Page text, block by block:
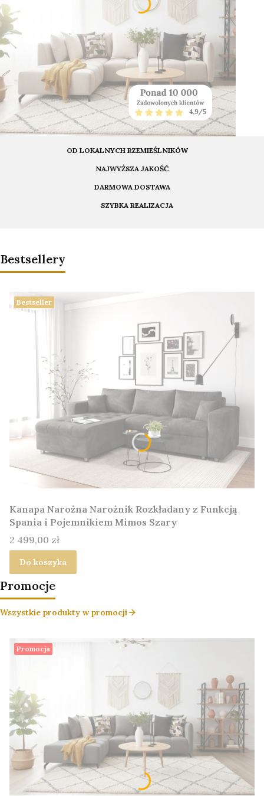
OD LOKALNYCH RZEMIEŚLNIKÓW
NAJWYŻSZA JAKOŚĆ
DARMOWA DOSTAWA
SZYBKA REALIZACJA
Bestsellery
Bestseller
Kanapa Narożna Narożnik Rozkładany z Funkcją
Spania i Pojemnikiem Mimos Szary
Cena
2 499,00 zł
Do koszyka
Promocje
Wszystkie produkty w promocji
Promocja